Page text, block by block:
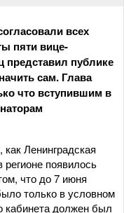
всех
пяти вице-
представил публике
сам. Глава
что вступившим в
Ленинградская
регионе появилось
что до 7 июня
только в условном
кабинета должен был